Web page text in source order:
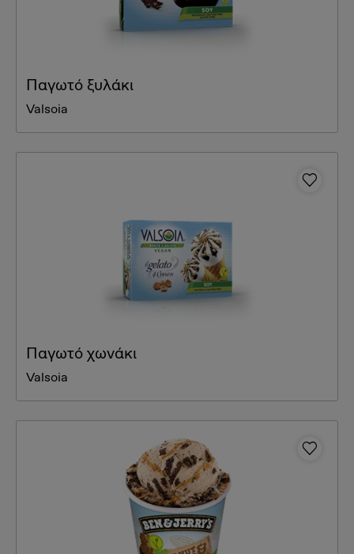
Παγωτό ξυλάκι
Valsoia
Παγωτό χωνάκι
Valsoia